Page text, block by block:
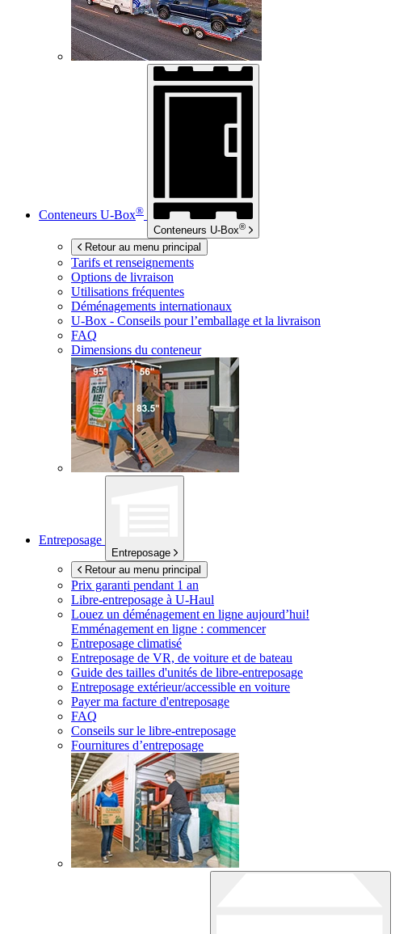
Conteneurs U-Box®
Conteneurs U-Box®
Retour au menu principal
Tarifs et renseignements
Options de livraison
Utilisations fréquentes
Déménagements internationaux
U-Box - Conseils pour l’emballage et la livraison
FAQ
Dimensions du conteneur
Entreposage
Entreposage
Retour au menu principal
Prix garanti pendant 1 an
Libre-entreposage à U-Haul
Louez un déménagement en ligne aujourd’hui!
Emménagement en ligne : commencer
Entreposage climatisé
Entreposage de VR, de voiture et de bateau
Guide des tailles d'unités de libre-entreposage
Entreposage extérieur/accessible en voiture
Payer ma facture d'entreposage
FAQ
Conseils sur le libre-entreposage
Fournitures d’entreposage